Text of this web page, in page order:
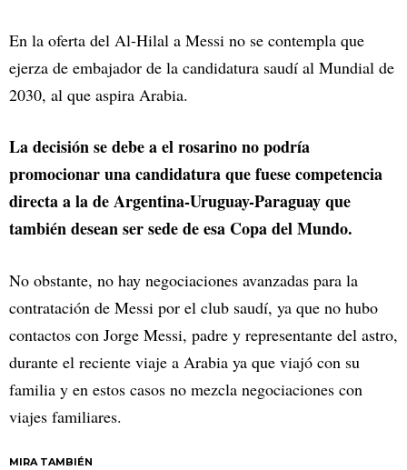
En la oferta del Al-Hilal a Messi no se contempla que
ejerza de embajador de la candidatura saudí al Mundial de
2030, al que aspira Arabia.
La decisión se debe a el rosarino no podría
promocionar una candidatura que fuese competencia
directa a la de Argentina-Uruguay-Paraguay que
también desean ser sede de esa Copa del Mundo.
No obstante, no hay negociaciones avanzadas para la
contratación de Messi por el club saudí, ya que no hubo
contactos con Jorge Messi, padre y representante del astro,
durante el reciente viaje a Arabia ya que viajó con su
familia y en estos casos no mezcla negociaciones con
viajes familiares.
MIRA TAMBIÉN